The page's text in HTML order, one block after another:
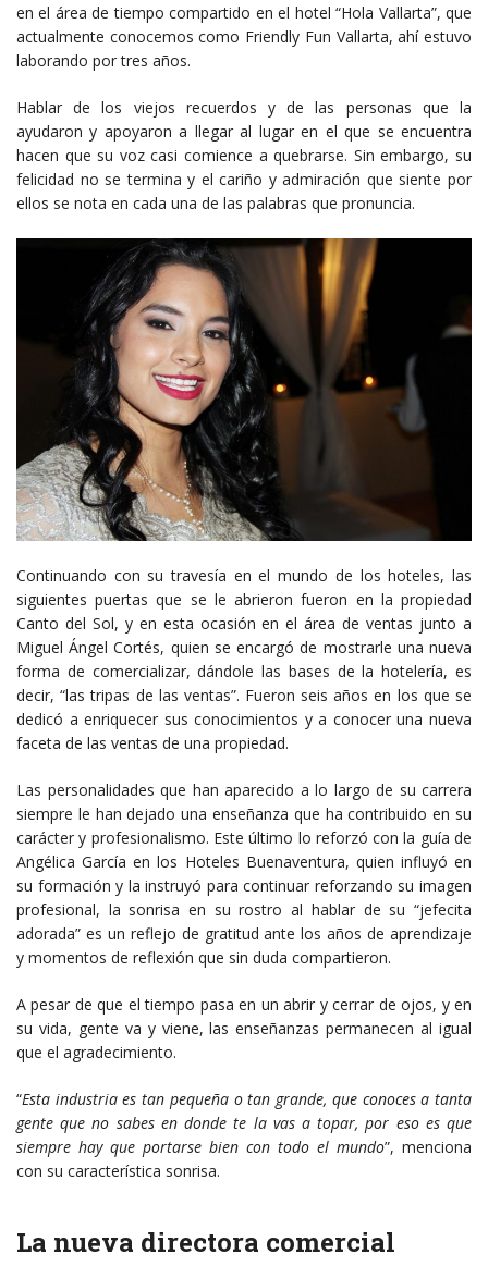
en el área de tiempo compartido en el hotel “Hola Vallarta”, que
actualmente conocemos como Friendly Fun Vallarta, ahí estuvo
laborando por tres años.
Hablar de los viejos recuerdos y de las personas que la
ayudaron y apoyaron a llegar al lugar en el que se encuentra
hacen que su voz casi comience a quebrarse. Sin embargo, su
felicidad no se termina y el cariño y admiración que siente por
ellos se nota en cada una de las palabras que pronuncia.
Continuando con su travesía en el mundo de los hoteles, las
siguientes puertas que se le abrieron fueron en la propiedad
Canto del Sol, y en esta ocasión en el área de ventas junto a
Miguel Ángel Cortés, quien se encargó de mostrarle una nueva
forma de comercializar, dándole las bases de la hotelería, es
decir, “las tripas de las ventas”. Fueron seis años en los que se
dedicó a enriquecer sus conocimientos y a conocer una nueva
faceta de las ventas de una propiedad.
Las personalidades que han aparecido a lo largo de su carrera
siempre le han dejado una enseñanza que ha contribuido en su
carácter y profesionalismo. Este último lo reforzó con la guía de
Angélica García en los Hoteles Buenaventura, quien influyó en
su formación y la instruyó para continuar reforzando su imagen
profesional, la sonrisa en su rostro al hablar de su “jefecita
adorada” es un reflejo de gratitud ante los años de aprendizaje
y momentos de reflexión que sin duda compartieron.
A pesar de que el tiempo pasa en un abrir y cerrar de ojos, y en
su vida, gente va y viene, las enseñanzas permanecen al igual
que el agradecimiento.
“Esta industria es tan pequeña o tan grande, que conoces a tanta
genteque no sabes en donde te la vas a topar, por eso es que
siempre hay que portarse bien con todo el mundo”, menciona
con su característica sonrisa.
La nueva directora comercial